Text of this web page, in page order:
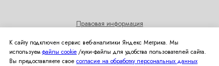
Правовая информация
рассылок
Политика использования cookies
К сайту подключен сервис веб-аналитики Яндекс Метрика. Мы
используемфайлы cookie/куки‑файлы для удобства пользователей сайта.
Вы предоставляете свое согласие на обработку персональных данных